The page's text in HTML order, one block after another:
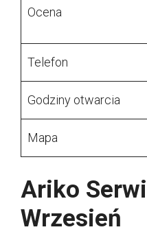
Ocena
Telefon
Godziny otwarcia
Mapa
Ariko
Wrzesień